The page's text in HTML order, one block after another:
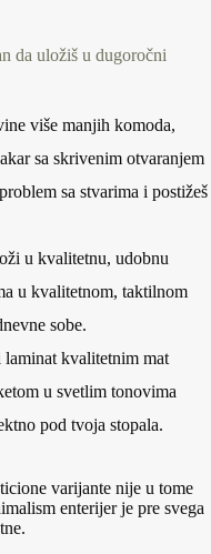
da uložiš u dugoročni
više manjih komoda,
sa skrivenim otvaranjem
sa stvarima i postižeš
u kvalitetnu, udobnu
u kvalitetnom, taktilnom
sobe.
laminat kvalitetnim mat
u svetlim tonovima
pod tvoja stopala.
varijante nije u tome
enterijer je pre svega